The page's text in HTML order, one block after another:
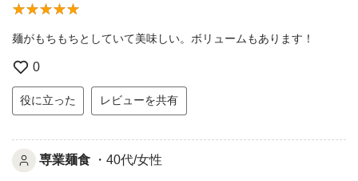
麺がもちもちとしていて美味しい。ボリュームもあります！
0
役に立った レビューを共有
専業麺食 ・40代/女性